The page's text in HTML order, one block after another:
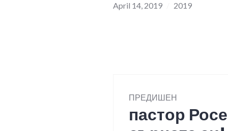
April 14, 2019 2019
navigation
ПРЕДИШЕН
Previous
пастор